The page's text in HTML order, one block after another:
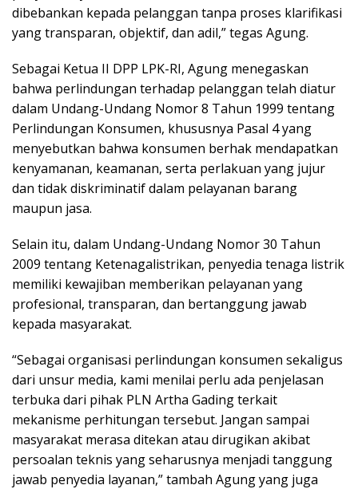
dibebankan kepada pelanggan tanpa proses klarifikasi
yang transparan, objektif, dan adil,” tegas Agung.
Sebagai Ketua II DPP LPK-RI, Agung menegaskan
bahwa perlindungan terhadap pelanggan telah diatur
dalam Undang-Undang Nomor 8 Tahun 1999 tentang
Perlindungan Konsumen, khususnya Pasal 4 yang
menyebutkan bahwa konsumen berhak mendapatkan
kenyamanan, keamanan, serta perlakuan yang jujur
dan tidak diskriminatif dalam pelayanan barang
maupun jasa.
Selain itu, dalam Undang-Undang Nomor 30 Tahun
2009 tentang Ketenagalistrikan, penyedia tenaga listrik
memiliki kewajiban memberikan pelayanan yang
profesional, transparan, dan bertanggung jawab
kepada masyarakat.
“Sebagai organisasi perlindungan konsumen sekaligus
dari unsur media, kami menilai perlu ada penjelasan
terbuka dari pihak PLN Artha Gading terkait
mekanisme perhitungan tersebut. Jangan sampai
masyarakat merasa ditekan atau dirugikan akibat
persoalan teknis yang seharusnya menjadi tanggung
jawab penyedia layanan,” tambah Agung yang juga